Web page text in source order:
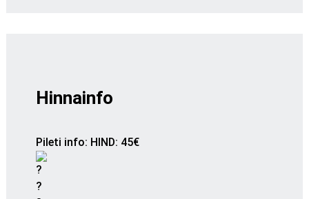
Hinnainfo
Pileti info: HIND: 45€